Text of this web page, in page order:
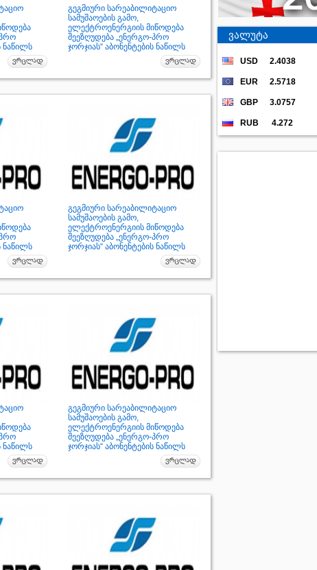
ნაწილს
გეგმიური სარეაბილიტაციო
სამუშაოების გამო,
ელექტროენერგიის მიწოდება
შეეზღუდება „ენერგო-პრო
ჯორჯიას“ აბონენტების ნაწილს
ნაწილს
გეგმიური სარეაბილიტაციო
სამუშაოების გამო,
ელექტროენერგიის მიწოდება
შეეზღუდება „ენერგო-პრო
ჯორჯიას“ აბონენტების ნაწილს
ნაწილს
გეგმიური სარეაბილიტაციო
სამუშაოების გამო,
ელექტროენერგიის მიწოდება
შეეზღუდება „ენერგო-პრო
ჯორჯიას“ აბონენტების ნაწილს
ვალუტა
USD 2.4038
EUR 2.5718
GBP 3.0757
RUB 4.272